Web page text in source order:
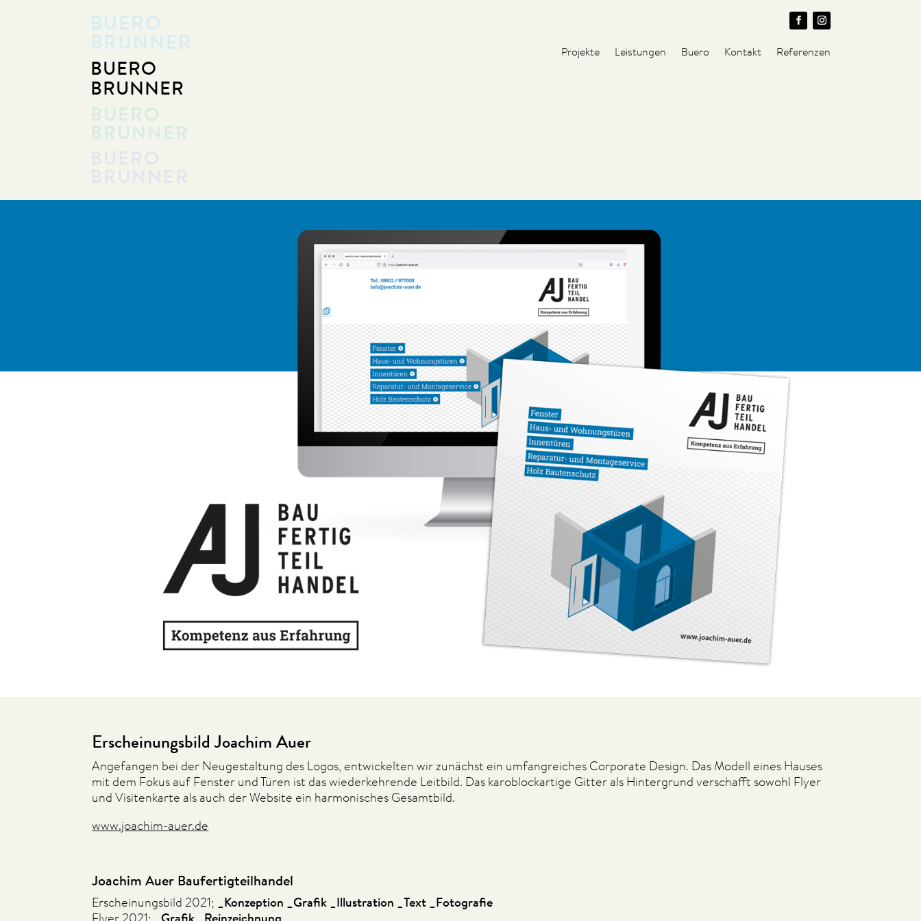
BUERO
BRUNNER
BUERO
BRUNNER
BUERO
BRUNNER
Projekte Leistungen Buero Kontakt Referenzen
Projekte Leistungen Buero Kontakt Referenzen
Erscheinungsbild Joachim Auer
Angefangen bei der Neugestaltung des Logos, entwickelten wir zunächst ein umfangreiches Corporate Design. Das Modell eines Hauses
mit dem Fokus auf Fenster und Türen ist das wiederkehrende Leitbild. Das karoblockartige Gitter als Hintergrund verschafft sowohl Flyer
und Visitenkarte als auch der Website ein harmonisches Gesamtbild.
www.joachim-auer.de
Joachim Auer Baufertigteilhandel
Erscheinungsbild 2021; _Konzeption _Grafik _Illustration _Text _Fotografie